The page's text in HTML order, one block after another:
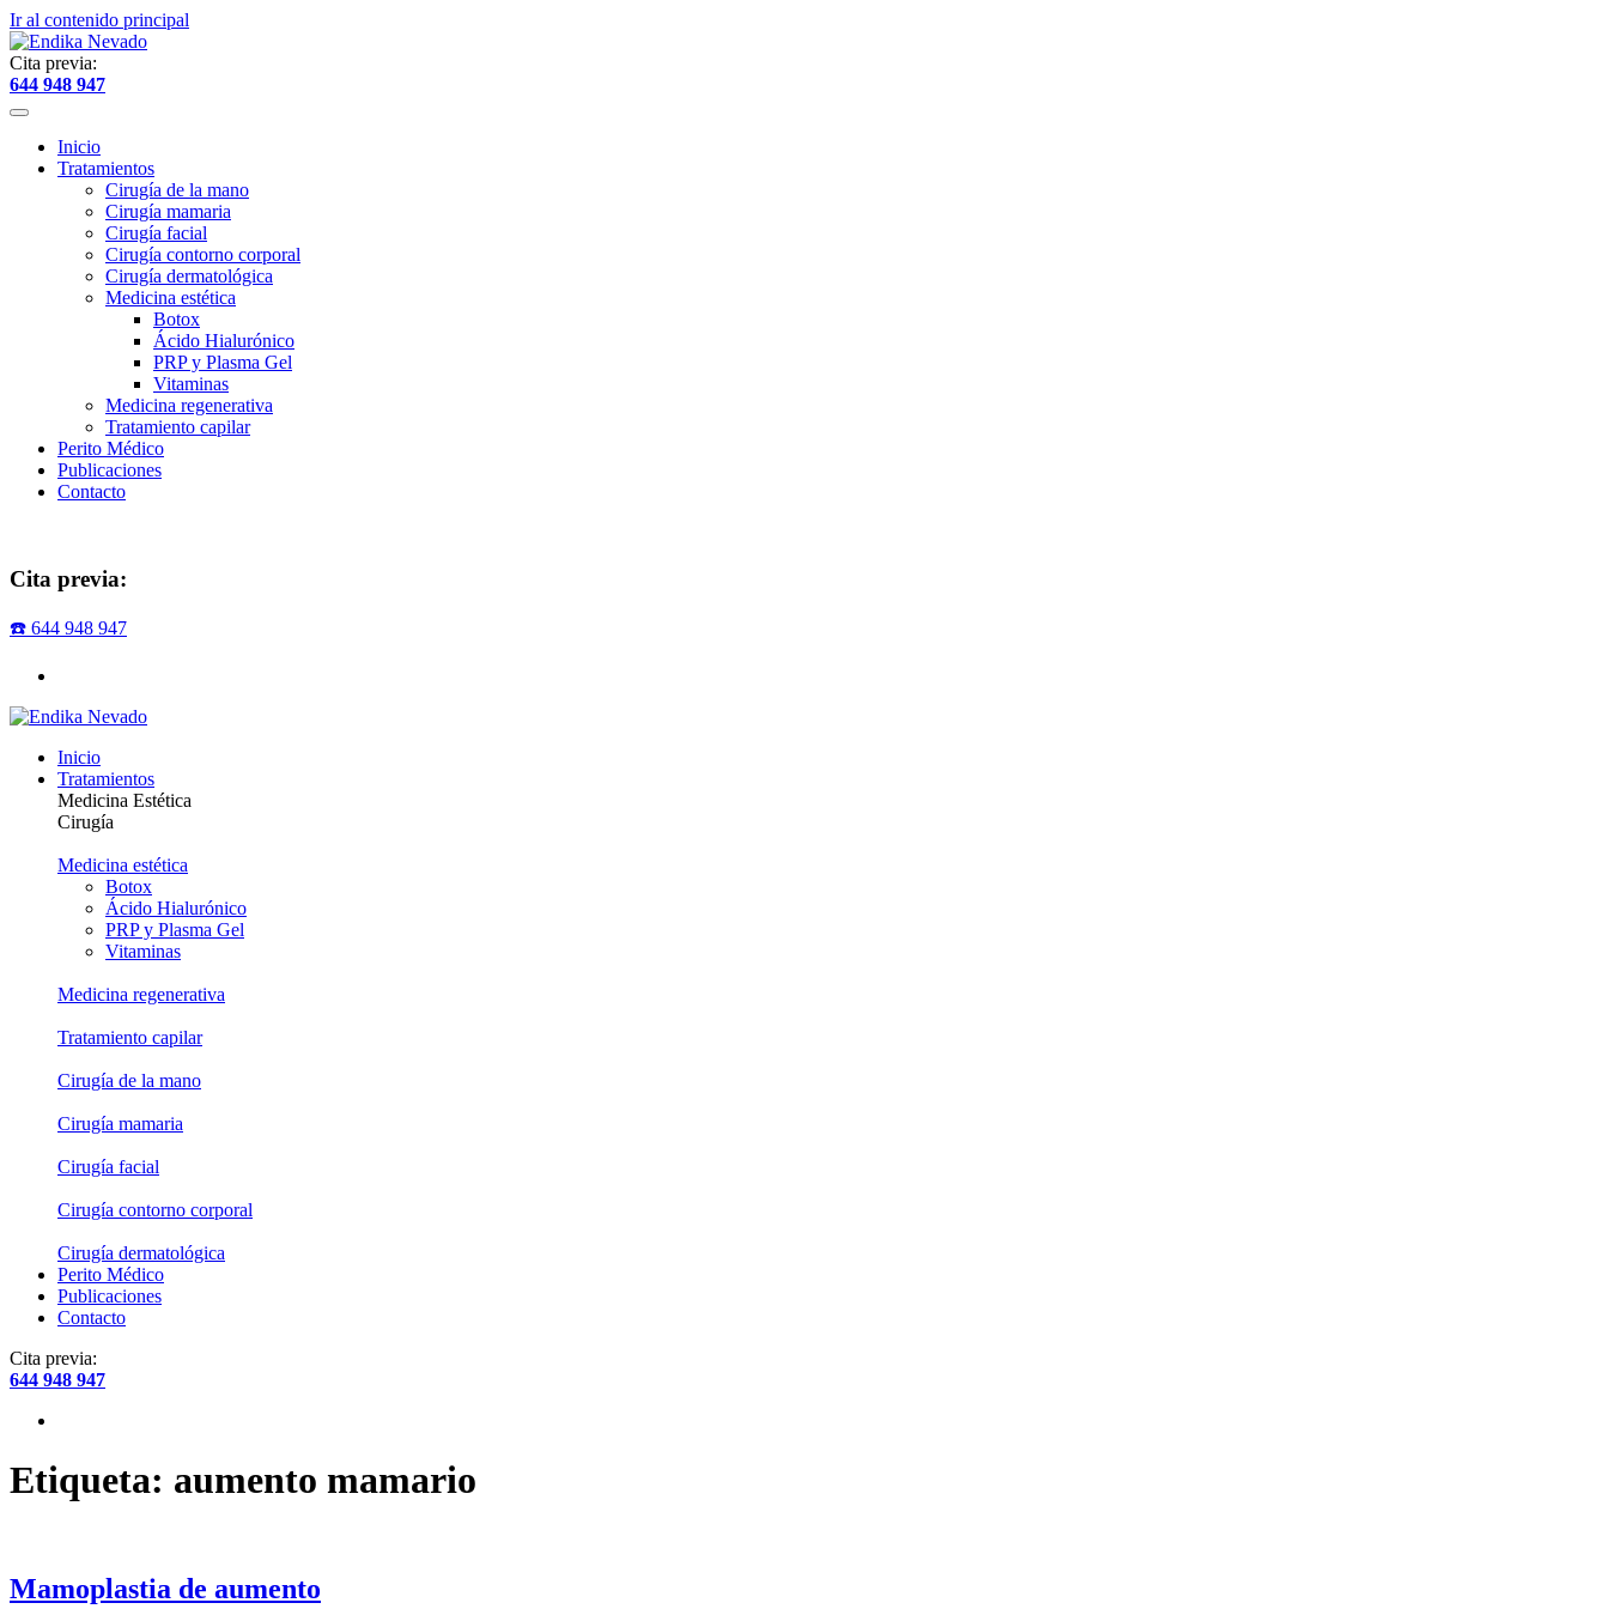
Ir al contenido principal
Cita previa:
644 948 947
Inicio
Tratamientos
Cirugía de la mano
Cirugía mamaria
Cirugía facial
Cirugía contorno corporal
Cirugía dermatológica
Medicina estética
Botox
Ácido Hialurónico
PRP y Plasma Gel
Vitaminas
Medicina regenerativa
Tratamiento capilar
Perito Médico
Publicaciones
Contacto
Cita previa:
☎️ 644 948 947
Inicio
Tratamientos
Medicina Estética
Cirugía
Medicina estética
Botox
Ácido Hialurónico
PRP y Plasma Gel
Vitaminas
Medicina regenerativa
Tratamiento capilar
Cirugía de la mano
Cirugía mamaria
Cirugía facial
Cirugía contorno corporal
Cirugía dermatológica
Perito Médico
Publicaciones
Contacto
Cita previa:
644 948 947
Etiqueta: aumento mamario
Mamoplastia de aumento